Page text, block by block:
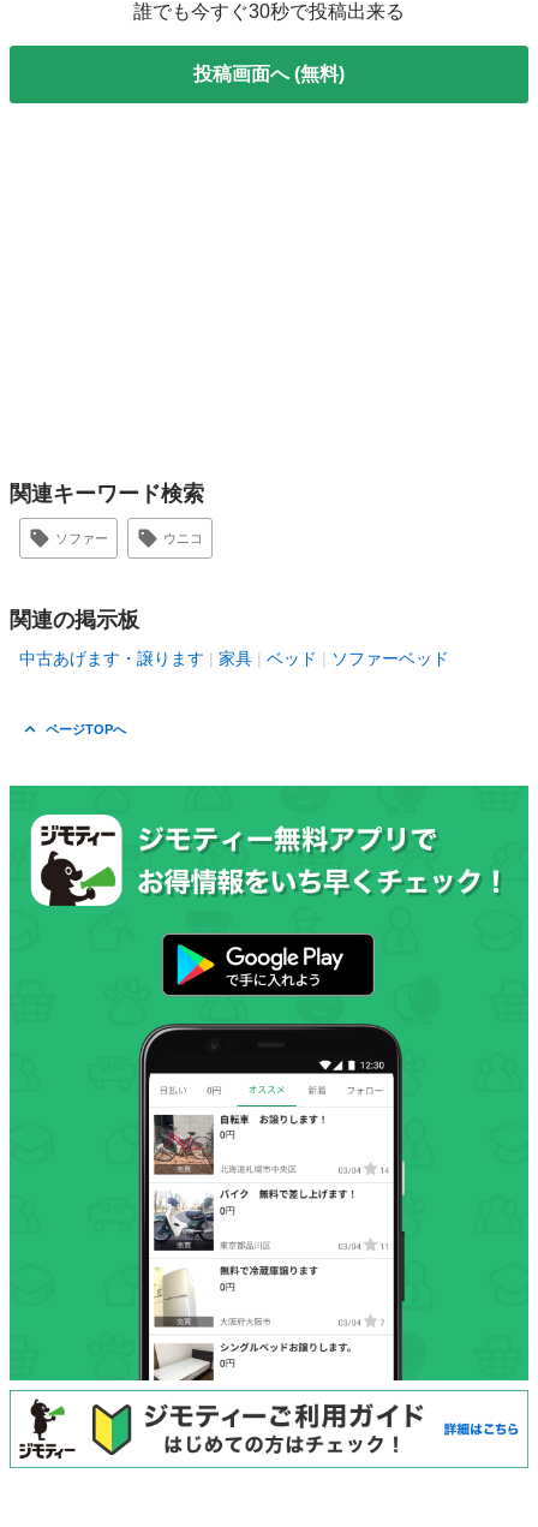
誰でも今すぐ30秒で投稿出来る
投稿画面へ (無料)
関連キーワード検索
ソファー ウニコ
関連の掲示板
中古あげます・譲ります 家具 ベッド ソファーベッド
ページTOPへ